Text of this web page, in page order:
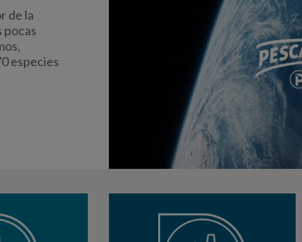
de la
pocas
especies